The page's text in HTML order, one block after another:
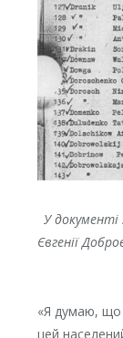
У
Євгенії
«Я думаю, що
цей